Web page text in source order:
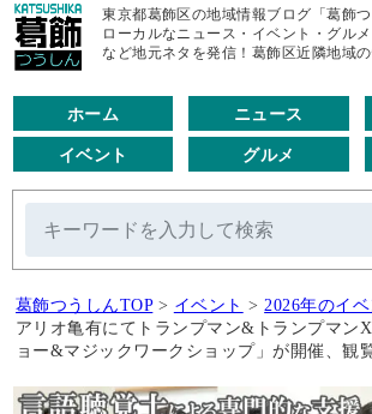
東京都葛飾区の地域情報ブログ「葛飾
ローカルなニュース・イベント・グル
など地元ネタを発信！葛飾区近隣地域
ホーム ニュース
イベント グルメ
葛飾つうしんTOP > イベント > 2026年のイベ
アリオ亀有にてトランプマン&トランプマン
ョー&マジックワークショップ」が開催、観